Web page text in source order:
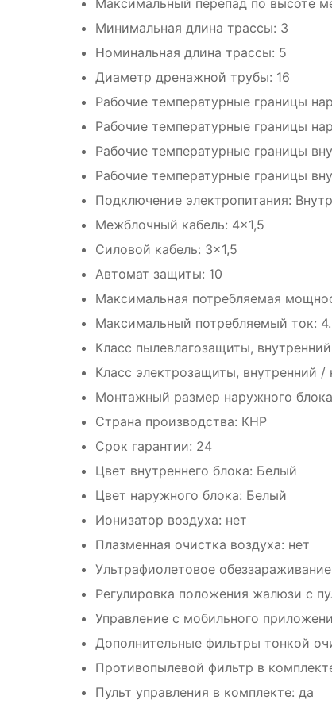
Максимальный перепад по высоте
Минимальная длина трассы: 3
Номинальная длина трассы: 5
Диаметр дренажной трубы: 16
Рабочие температурные границы
Рабочие температурные границы
Рабочие температурные границы
Рабочие температурные границы
Подключение электропитания:
Межблочный кабель: 4×1,5
Силовой кабель: 3×1,5
Автомат защиты: 10
Максимальная потребляемая
Максимальный потребляемый ток:
Класс пылевлагозащиты,
Класс электрозащиты, внутренний
Монтажный размер наружного
Страна производства: КНР
Срок гарантии: 24
Цвет внутреннего блока: Белый
Цвет наружного блока: Белый
Ионизатор воздуха: нет
Плазменная очистка воздуха: нет
Ультрафиолетовое
Регулировка положения жалюзи с
Управление c мобильного
Дополнительные фильтры тонкой
Противопылевой фильтр в
Пульт управления в комплекте: да